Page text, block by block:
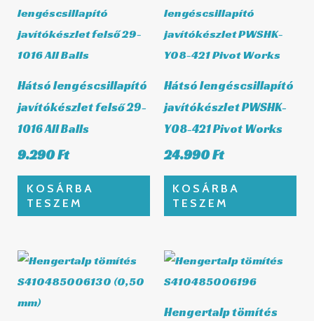
Hátsó lengéscsillapító
javítókészlet felső 29-
1016 All Balls
9.290Ft
KOSÁRBA
TESZEM
Hátsó lengéscsillapító
javítókészlet PWSHK-
Y08-421 Pivot Works
24.990Ft
KOSÁRBA
TESZEM
Hengertalp tömítés